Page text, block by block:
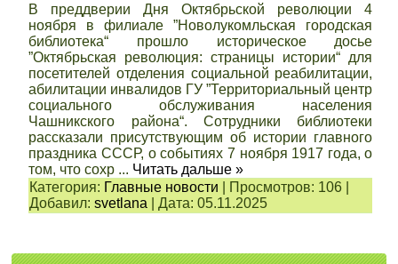
В преддверии Дня Октябрьской революции 4
ноября в филиале ”Новолукомльская городская
библиотека“ прошло историческое досье
”Октябрьская революция: страницы истории“ для
посетителей отделения социальной реабилитации,
абилитации инвалидов ГУ ”Территориальный центр
социального обслуживания населения
Чашникского района“. Сотрудники библиотеки
рассказали присутствующим об истории главного
праздника СССР, о событиях 7 ноября 1917 года, о
том, что сохр ... Читать дальше »
Категория: Главные новости Просмотров: 106
Добавил: svetlana |Дата: 05.11.2025